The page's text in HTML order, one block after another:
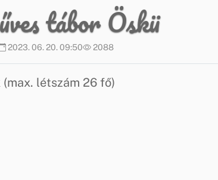
tábor Öskü
2023. 06. 20. 09:50 2088
létszám 26 fő)